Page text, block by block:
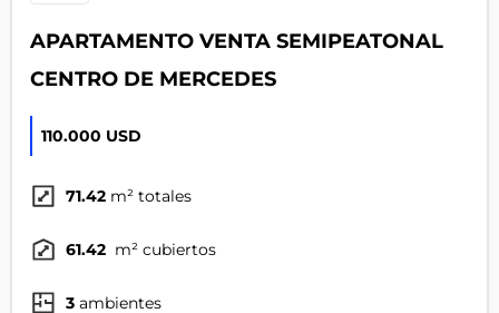
APARTAMENTO VENTA SEMIPEATONAL
CENTRO DE MERCEDES
110.000 USD
71.42 m² totales
61.42 m² cubiertos
3 ambientes